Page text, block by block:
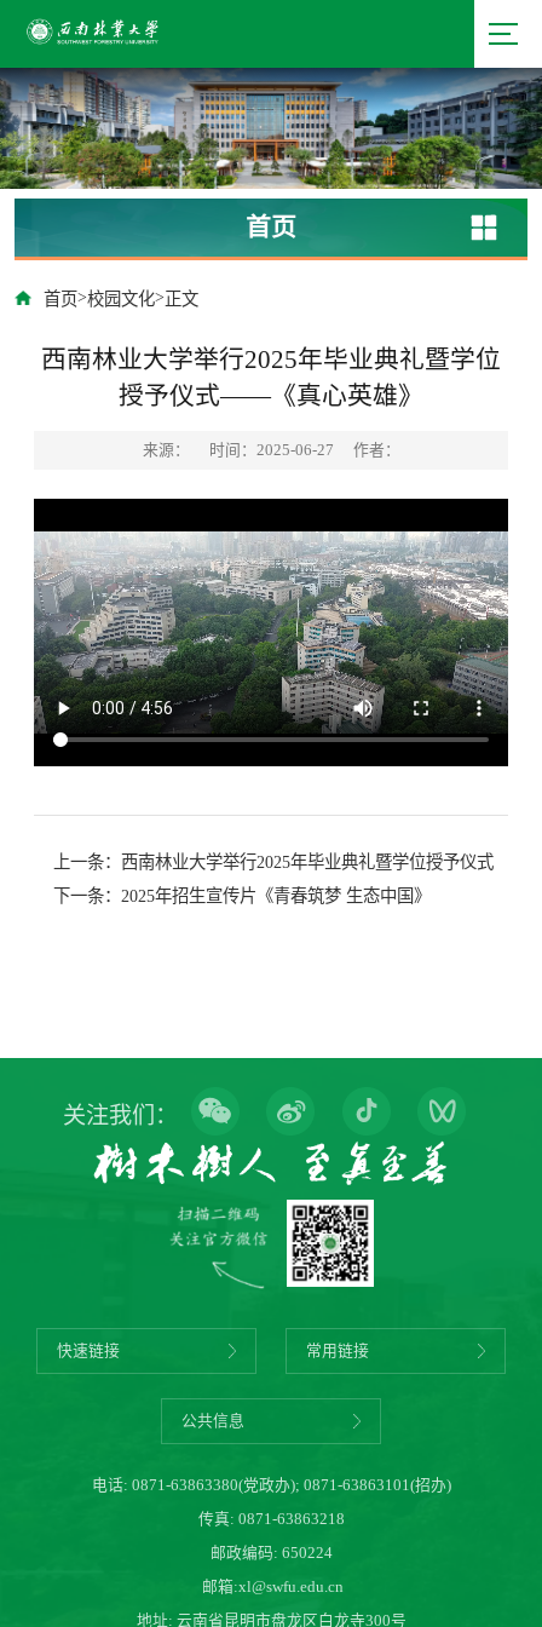
首页
首页>校园文化>正文
西南林业大学举行2025年毕业典礼暨学位
授予仪式——《真心英雄》
来源： 时间：2025-06-27 作者：
上一条： 西南林业大学举行2025年毕业典礼暨学位授予仪式
下一条： 2025年招生宣传片《青春筑梦 生态中国》
关注我们：
快速链接 常用链接
公共信息
电话: 0871-63863380(党政办); 0871-63863101(招办)
传真: 0871-63863218
邮政编码: 650224
邮箱:xl@swfu.edu.cn
地址: 云南省昆明市盘龙区白龙寺300号